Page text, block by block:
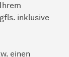
inklusive
einen